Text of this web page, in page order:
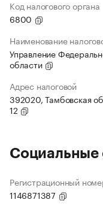
Код налогового органа
6800
Наименование
Управление
области
Адрес налоговой
392020, Тамбовская
12
Регистрационный
1146871387